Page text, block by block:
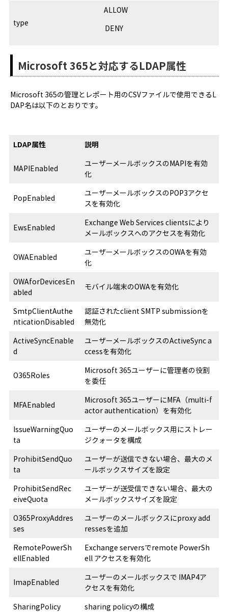
type
ALLOW
DENY
Microsoft 365と対応するLDAP属性
Microsoft 365の管理とレポート用のCSVファイルで使用できるL
DAP名は以下のとおりです。
LDAP属性 説明
MAPIEnabled
ユーザーメールボックスのMAPIを有効
化
PopEnabled
ユーザーメールボックスのPOP3アクセ
スを有効化
EwsEnabled
Exchange Web Services clientsにより
メールボックスへのアクセスを有効化
OWAEnabled
ユーザーメールボックスのOWAを有効
化
OWAforDevicesEn
abled
モバイル端末のOWAを有効化
SmtpClientAuthe
nticationDisabled
認証されたclient SMTP submissionを
無効化
ActiveSyncEnable
d
ユーザーメールボックスのActiveSync a
ccessを有効化
O365Roles
Microsoft 365ユーザーに管理者の役割
を委任
MFAEnabled
Microsoft 365ユーザーにMFA（multi-f
actor authentication）を有効化
IssueWarningQuo
ta
ユーザーのメールボックス用にストレー
ジクォータを構成
ProhibitSendQuo
ta
ユーザーが送信できない場合、最大のメ
ールボックスサイズを設定
ProhibitSendRec
eiveQuota
ユーザーが送受信できない場合、最大の
メールボックスサイズを設定
O365ProxyAddres
ses
ユーザーのメールボックスにproxy add
ressesを追加
RemotePowerSh
ellEnabled
Exchange serversでremote PowerSh
ell アクセスを有効化
ImapEnabled
ユーザーのメールボックスで IMAP4ア
クセスを有効化
SharingPolicy
sharing policyの構成